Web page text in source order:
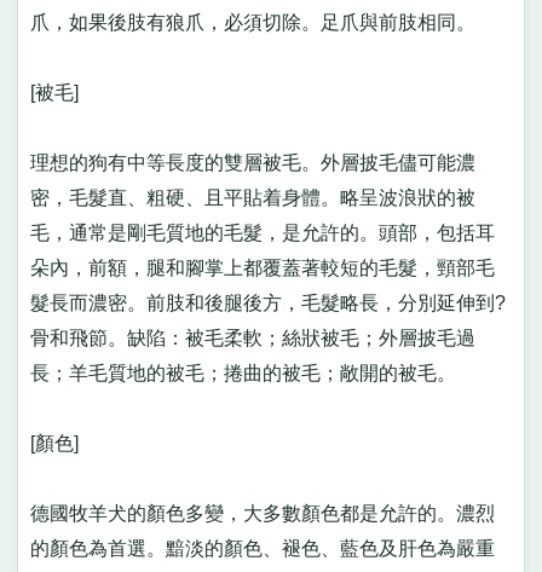
爪，如果後肢有狼爪，必須切除。足爪與前肢相同。
[被毛]
理想的狗有中等長度的雙層被毛。外層披毛儘可能濃
密，毛髮直、粗硬、且平貼着身體。略呈波浪狀的被
毛，通常是剛毛質地的毛髮，是允許的。頭部，包括耳
朵內，前額，腿和腳掌上都覆蓋著較短的毛髮，頸部毛
髮長而濃密。前肢和後腿後方，毛髮略長，分別延伸到?
骨和飛節。缺陷：被毛柔軟；絲狀被毛；外層披毛過
長；羊毛質地的被毛；捲曲的被毛；敞開的被毛。
[顏色]
德國牧羊犬的顏色多變，大多數顏色都是允許的。濃烈
的顏色為首選。黯淡的顏色、褪色、藍色及肝色為嚴重